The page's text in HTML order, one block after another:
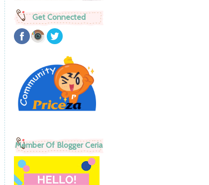
Get Connected
Member Of Blogger Ceria